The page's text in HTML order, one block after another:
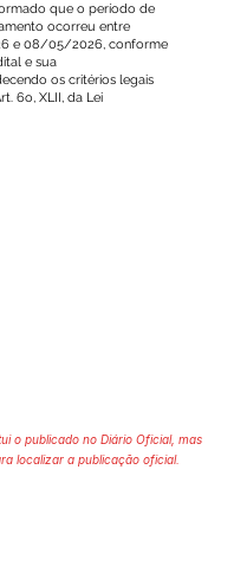
que o período de
ocorreu entre
e 08/05/2026, conforme
e sua
os critérios legais
6o, XLII, da Lei
o publicado no Diário Oficial, mas
localizar a publicação oficial.